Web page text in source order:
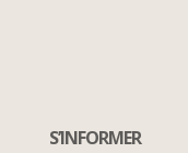
S’INFORMER